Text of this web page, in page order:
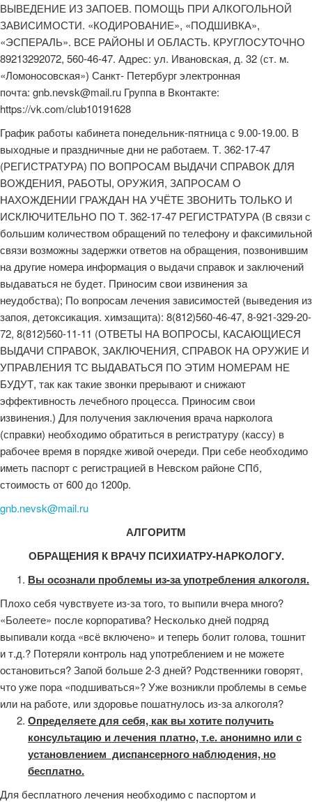
ВЫВЕДЕНИЕ ИЗ ЗАПОЕВ. ПОМОЩЬ ПРИ АЛКОГОЛЬНОЙ
ЗАВИСИМОСТИ. «КОДИРОВАНИЕ», «ПОДШИВКА»,
«ЭСПЕРАЛЬ». ВСЕ РАЙОНЫ И ОБЛАСТЬ. КРУГЛОСУТОЧНО
89213292072, 560-46-47. Адрес: ул. Ивановская, д. 32 (ст. м.
«Ломоносовская») Санкт- Петербург электронная
почта: gnb.nevsk@mail.ru Группа в Вконтакте:
https://vk.com/club10191628
График работы кабинета понедельник-пятница с 9.00-19.00. В
выходные и праздничные дни не работаем. Т. 362-17-47
(РЕГИСТРАТУРА) ПО ВОПРОСАМ ВЫДАЧИ СПРАВОК ДЛЯ
ВОЖДЕНИЯ, РАБОТЫ, ОРУЖИЯ, ЗАПРОСАМ О
НАХОЖДЕНИИ ГРАЖДАН НА УЧЁТЕ ЗВОНИТЬ ТОЛЬКО И
ИСКЛЮЧИТЕЛЬНО ПО Т. 362-17-47 РЕГИСТРАТУРА (В связи с
большим количеством обращений по телефону и факсимильной
связи возможны задержки ответов на обращения, позвонившим
на другие номера информация о выдачи справок и заключений
выдаваться не будет. Приносим свои извинения за
неудобства); По вопросам лечения зависимостей (выведения из
запоя, детоксикация. химзащита): 8(812)560-46-47, 8-921-329-20-
72, 8(812)560-11-11 (ОТВЕТЫ НА ВОПРОСЫ, КАСАЮЩИЕСЯ
ВЫДАЧИ СПРАВОК, ЗАКЛЮЧЕНИЯ, СПРАВОК НА ОРУЖИЕ И
УПРАВЛЕНИЯ ТС ВЫДАВАТЬСЯ ПО ЭТИМ НОМЕРАМ НЕ
БУДУТ, так как такие звонки прерывают и снижают
эффективность лечебного процесса. Приносим свои
извинения.) Для получения заключения врача нарколога
(справки) необходимо обратиться в регистратуру (кассу) в
рабочее время в порядке живой очереди. При себе необходимо
иметь паспорт с регистрацией в Невском районе СПб,
стоимость от 600 до 1200р.
gnb.nevsk@mail.ru
АЛГОРИТМ
ОБРАЩЕНИЯ К ВРАЧУ ПСИХИАТРУ-НАРКОЛОГУ.
Вы осознали проблемы из-за употребления алкоголя.
Плохо себя чувствуете из-за того, то выпили вчера много?
«Болеете» после корпоратива? Несколько дней подряд
выпивали когда «всё включено» и теперь болит голова, тошнит
и т.д.? Потеряли контроль над употреблением и не можете
остановиться? Запой больше 2-3 дней? Родственники говорят,
что уже пора «подшиваться»? Уже возникли проблемы в семье
или на работе, или здоровье пошатнулось из-за алкоголя?
Определяете для себя, как вы хотите получить
консультацию и лечения платно, т.е. анонимно или с
установлением диспансерного наблюдения, но
бесплатно.
Для бесплатного лечения необходимо с паспортом и